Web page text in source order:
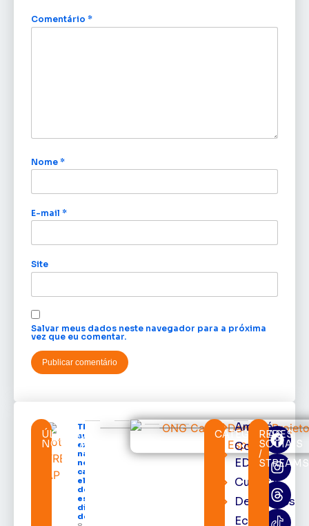
Comentário *
Nome *
E-mail *
Site
Salvar meus dados neste navegador para a próxima
vez que eu comentar.
ÚLTIMAS
NOTÍCIAS
TRE-AP
suspende
expediente
na sede e
nos
cartórios
eleitorais
de todo o
estado nos
dias 10 e 11
de agosto
CATEGORIAS
Amapá
Cortes
EDcast
Cultura
Destaques
Economia
REDES
SOCIAIS
/
STREAMS